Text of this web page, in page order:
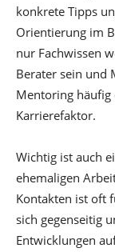
konkrete Tipps
Orientierung im
nur Fachwissen
Berater sein und
Mentoring häufig
Karrierefaktor.
Wichtig ist auch
ehemaligen
Kontakten ist oft
sich gegenseitig
Entwicklungen